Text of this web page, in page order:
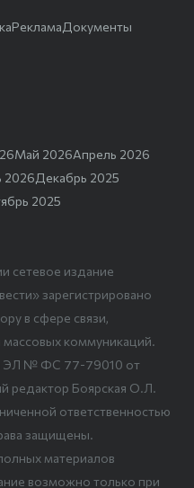
РекламаДокументы
Май 2026Апрель 2026
2026Декабрь 2025
2025
сетевое издание
зарегистрировано
в сфере связи,
коммуникаций.
ЭЛ № ФС 77-79010 от
редактор Боярская О.Л.
ответственностью
защищены.
материалов
возможно только при